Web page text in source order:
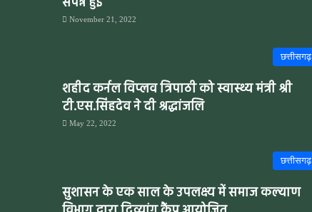
November 21, 2022
छत्तीसगढ़
शहीद कर्नल विप्लव त्रिपाठी को स्वास्थ्य मंत्री श्री
टी.एस.सिंहदेव ने दी श्रद्धांजलि
May 22, 2022
छत्तीसगढ़
सुशासन के एक साल के उपलक्ष्य में समाज कल्याण